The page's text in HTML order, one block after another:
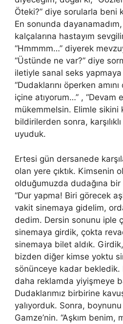
Öteki?” diye sorularla beni
En sonunda
kalçalarına hastayım
“Hmmmm…” diyerek
“Üstünde ne var?” diye
iletiyle sanal seks yapmaya
“Dudaklarını öperken am
içine atıyorum…” , “Devam
mükemmelsin. Elimle sikini
bildirilerden sonra, karşılıkl
uyuduk.
Ertesi gün dersanede
olan yere çıktık. Kimsenin
olduğumuzda dudağına
“Dur yapma! Biri görecek
vakit sinemaya gidelim,
dedim. Dersin sonunu iple
sinemaya girdik, çokta
sinemaya bilet aldık.
bizden diğer kimse yoktu
sönünceye kadar bekledik.
daha reklamda yiyişmeye
Dudaklarımız birbirine
yalıyorduk. Sonra,
Gamze’nin. “Aşkım benim,